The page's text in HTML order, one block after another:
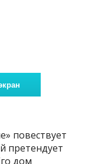
повествует
претендует
дом